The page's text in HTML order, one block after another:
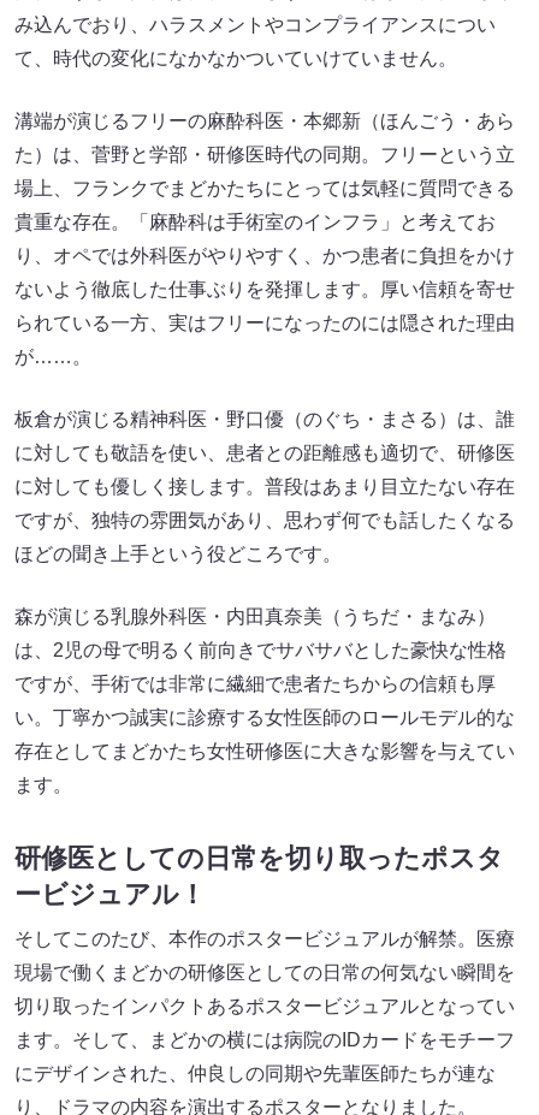
み込んでおり、ハラスメントやコンプライアンスについ
て、時代の変化になかなかついていけていません。
溝端が演じるフリーの麻酔科医・本郷新（ほんごう・あら
た）は、菅野と学部・研修医時代の同期。フリーという立
場上、フランクでまどかたちにとっては気軽に質問できる
貴重な存在。「麻酔科は手術室のインフラ」と考えてお
り、オペでは外科医がやりやすく、かつ患者に負担をかけ
ないよう徹底した仕事ぶりを発揮します。厚い信頼を寄せ
られている一方、実はフリーになったのには隠された理由
が……。
板倉が演じる精神科医・野口優（のぐち・まさる）は、誰
に対しても敬語を使い、患者との距離感も適切で、研修医
に対しても優しく接します。普段はあまり目立たない存在
ですが、独特の雰囲気があり、思わず何でも話したくなる
ほどの聞き上手という役どころです。
森が演じる乳腺外科医・内田真奈美（うちだ・まなみ）
は、2児の母で明るく前向きでサバサバとした豪快な性格
ですが、手術では非常に繊細で患者たちからの信頼も厚
い。丁寧かつ誠実に診療する女性医師のロールモデル的な
存在としてまどかたち女性研修医に大きな影響を与えてい
ます。
研修医としての日常を切り取ったポスタ
ービジュアル！
そしてこのたび、本作のポスタービジュアルが解禁。医療
現場で働くまどかの研修医としての日常の何気ない瞬間を
切り取ったインパクトあるポスタービジュアルとなってい
ます。そして、まどかの横には病院のIDカードをモチーフ
にデザインされた、仲良しの同期や先輩医師たちが連な
り、ドラマの内容を演出するポスターとなりました。